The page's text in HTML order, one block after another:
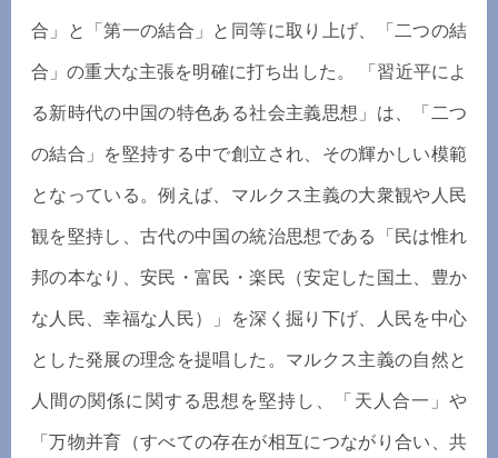
合」と「第一の結合」と同等に取り上げ、「二つの結
合」の重大な主張を明確に打ち出した。 「習近平によ
る新時代の中国の特色ある社会主義思想」は、「二つ
の結合」を堅持する中で創立され、その輝かしい模範
となっている。例えば、マルクス主義の大衆観や人民
観を堅持し、古代の中国の統治思想である「民は惟れ
邦の本なり、安民・富民・楽民（安定した国土、豊か
な人民、幸福な人民）」を深く掘り下げ、人民を中心
とした発展の理念を提唱した。マルクス主義の自然と
人間の関係に関する思想を堅持し、「天人合一」や
「万物并育（すべての存在が相互につながり合い、共